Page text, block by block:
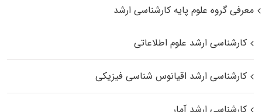
معرفی گروه علوم پایه کارشناسی ارشد
کارشناسی ارشد علوم اطلاعاتی
کارشناسی ارشد اقیانوس‌ شناسی فیزیکی